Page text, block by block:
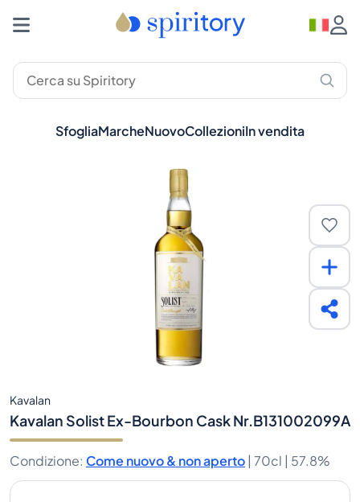
SfogliaMarcheNuovoCollezioniIn vendita
Kavalan
Kavalan Solist Ex-Bourbon Cask Nr.B131002099A
Condizione: Come nuovo & non aperto | 70cl | 57.8%